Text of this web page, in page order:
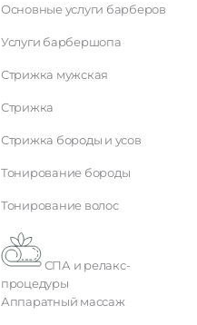
Основные услуги барберов
Услуги барбершопа
Стрижка мужская
Стрижка
Стрижка бороды и усов
Тонирование бороды
Тонирование волос
процедуры
Аппаратный массаж